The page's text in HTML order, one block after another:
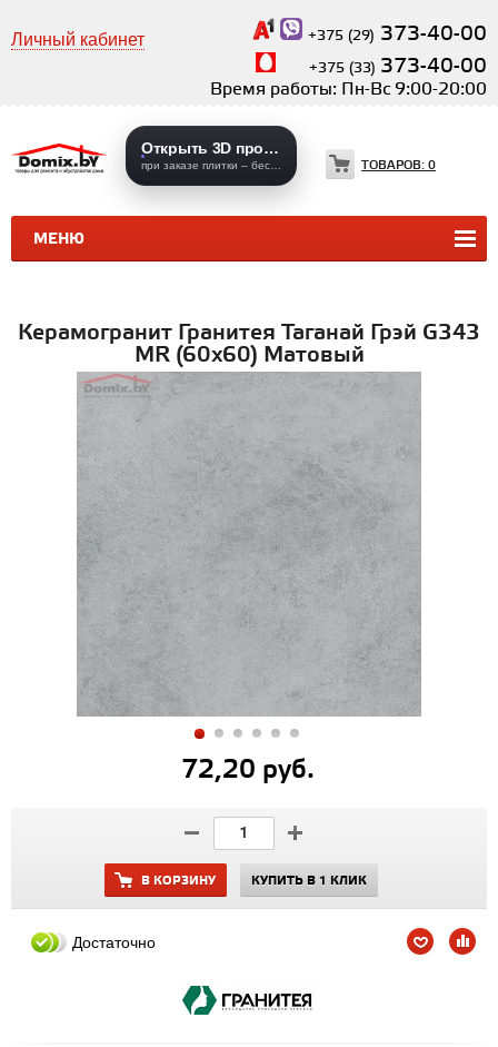
Личный кабинет +375 (29) 373-40-00
+375 (33) 373-40-00
Время работы: Пн-Вс 9:00-20:00
МЕНЮ
Открыть 3D проекты
ТОВАРОВ: 0
КЕРАМИЧЕСКАЯ ПЛИТКА
Керамогранит Гранитея Таганай Грэй G343
MR (60х60) Матовый
72,20 руб.
В КОРЗИНУ КУПИТЬ В 1 КЛИК
Достаточно